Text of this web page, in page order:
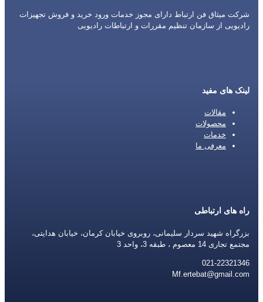
شرکت میثاق فن ارتباط دارای مجوز خدمات ورود خرید و فروش تجهیزات
رادیویی از سازمان تنظیم مقررات و ارتباطات رادیویی
لینک های مفید
مقالات
محصولات
خدمات
معرفی ما
راه های ارتباطی
بزرگراه شهید سردار سلیمانی، روبروی خیابان کرمان، خیابان هدایتی،
مجتمع تجاری 14 معصوم ، طبقه 3، واحد 3
021-22321346
Mf.ertebat@gmail.com